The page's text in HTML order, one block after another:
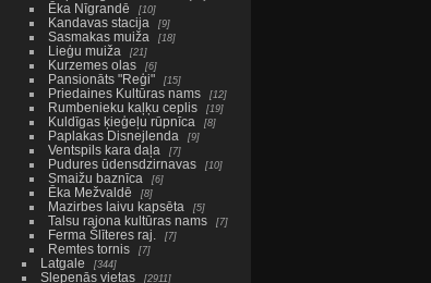
Ēka Nīgrandē 10
Kandavas stacija 9
Sasmakas muiža 18
Lieģu muiža 21
Kurzemes olas 6
Pansionāts "Reģi" 15
Priedaines Kultūras nams 12
Rumbenieku kaļķu ceplis 19
Kuldīgas ķieģeļu rūpnīca 8
Paplakas Disnejlenda 9
Ventspils kara daļa 7
Pudures ūdensdzirnavas 10
Smaižu baznīca 6
Ēka Mežvaldē 8
Mazirbes laivu kapsēta 5
Talsu rajona kultūras nams 7
Ferma Šlīteres raj. 7
Remtes tornis 7
Latgale 344
Slepenās vietas 2911